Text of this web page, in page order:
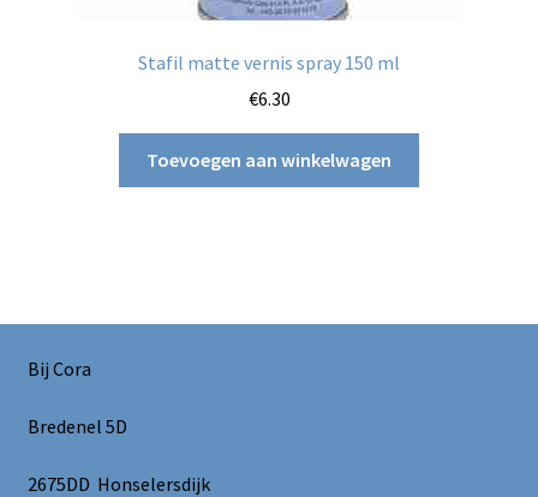
Stafil matte vernis spray 150 ml
€6.30
Toevoegen aan winkelwagen
Bij Cora
Bredenel 5D
2675DD Honselersdijk